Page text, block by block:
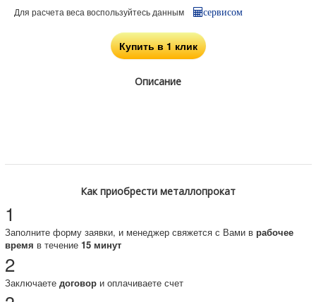
Для расчета веса воспользуйтесь данным
сервисом
Купить в 1 клик
Описание
Как приобрести металлопрокат
1
Заполните форму заявки, и менеджер свяжется с Вами в рабочее
время в течение 15 минут
2
Заключаете договори оплачиваете счет